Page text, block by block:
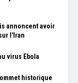
annoncent avoir
l'Iran
virus Ebola
historique